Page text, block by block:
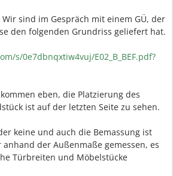
sind im Gespräch mit einem GÜ, der
den folgenden Grundriss geliefert hat.
s/0e7dbnqxtiw4vuj/E02_B_BEF.pdf?
eben, die Platzierung des
ist auf der letzten Seite zu sehen.
keine und auch die Bemassung ist
der Außenmaße gemessen, es
Türbreiten und Möbelstücke